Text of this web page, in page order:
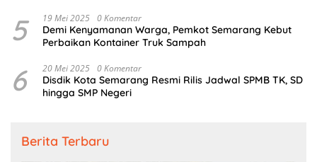
5 19 Mei 2025 0 Komentar
Demi Kenyamanan Warga, Pemkot Semarang Kebut
Perbaikan Kontainer Truk Sampah
6 20 Mei 2025 0 Komentar
Disdik Kota Semarang Resmi Rilis Jadwal SPMB TK, SD
hingga SMP Negeri
Berita Terbaru